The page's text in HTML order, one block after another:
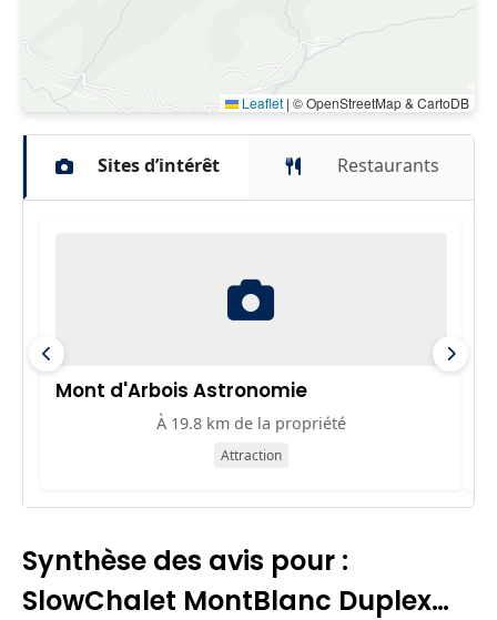
Leaflet | © OpenStreetMap & CartoDB
Sites d’intérêt Restaurants
Mont d'Arbois Astronomie
À 19.8 km de la propriété
Attraction
Synthèse des avis pour :
SlowChalet MontBlanc Duplex…